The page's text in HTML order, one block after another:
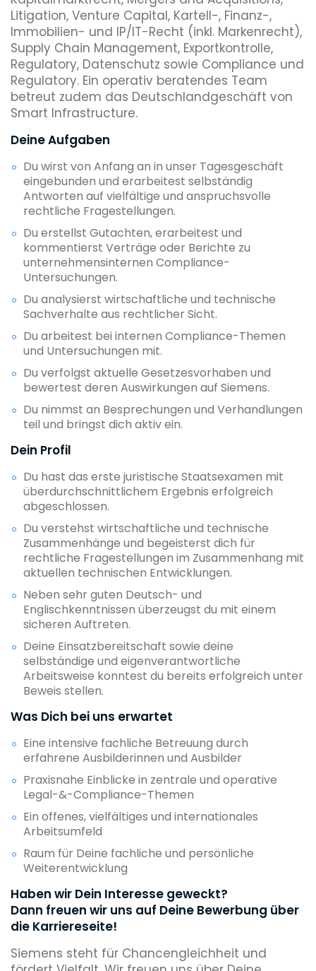
Litigation, Venture Capital, Kartell-, Finanz-,
Immobilien- und IP/IT-Recht (inkl. Markenrecht),
Supply Chain Management, Exportkontrolle,
Regulatory, Datenschutz sowie Compliance und
Regulatory. Ein operativ beratendes Team
betreut zudem das Deutschlandgeschäft von
Smart Infrastructure.
Deine Aufgaben
Du wirst von Anfang an in unser Tagesgeschäft
eingebunden und erarbeitest selbständig
Antworten auf vielfältige und anspruchsvolle
rechtliche Fragestellungen.
Du erstellst Gutachten, erarbeitest und
kommentierst Verträge oder Berichte zu
unternehmensinternen Compliance-
Untersuchungen.
Du analysierst wirtschaftliche und technische
Sachverhalte aus rechtlicher Sicht.
Du arbeitest bei internen Compliance-Themen
und Untersuchungen mit.
Du verfolgst aktuelle Gesetzesvorhaben und
bewertest deren Auswirkungen auf Siemens.
Du nimmst an Besprechungen und Verhandlungen
teil und bringst dich aktiv ein.
Dein Profil
Du hast das erste juristische Staatsexamen mit
überdurchschnittlichem Ergebnis erfolgreich
abgeschlossen.
Du verstehst wirtschaftliche und technische
Zusammenhänge und begeisterst dich für
rechtliche Fragestellungen im Zusammenhang mit
aktuellen technischen Entwicklungen.
Neben sehr guten Deutsch- und
Englischkenntnissen überzeugst du mit einem
sicheren Auftreten.
Deine Einsatzbereitschaft sowie deine
selbständige und eigenverantwortliche
Arbeitsweise konntest du bereits erfolgreich unter
Beweis stellen.
Was Dich bei uns erwartet
Eine intensive fachliche Betreuung durch
erfahrene Ausbilderinnen und Ausbilder
Praxisnahe Einblicke in zentrale und operative
Legal-&-Compliance-Themen
Ein offenes, vielfältiges und internationales
Arbeitsumfeld
Raum für Deine fachliche und persönliche
Weiterentwicklung
Haben wir Dein Interesse geweckt?
Dann freuen wir uns auf Deine Bewerbung über
die Karriereseite!
Siemens steht für Chancengleichheit und